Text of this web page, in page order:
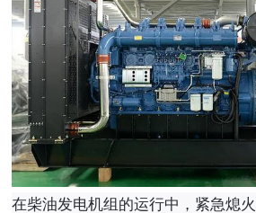
在柴油发电机组的运行中，紧急熄